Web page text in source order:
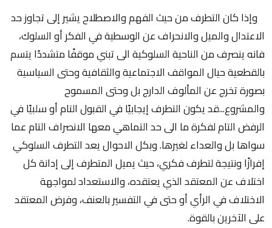
وإذا كان التطرف من حيث الفهم والاصطلاح يشير إلى تجاوز حد
الاعتدال والميل والانحراف عن الوسطية في الفكر أو السلوك،
فانه ينصرف من الناحية السلوكية الى تبني موقفًا متشددًا يتسم
بالقطعية حيال المواقف الاجتماعية والثقافية وحتى السياسية
بصورة تخرج عن المألوف الدارج بل وحتى المسموح
والمشروع...قد يكون التطرف إيجابيًا في القبول التام أو سلبيًا في
الرفض التام لفكرة ما الى حد التماهي معها الانصراف التام عما
سواها بل والعداء لغيرها. وبكل الاحوال يعد التطرف السلوكي
إفرازًا ونتيجة لتطرف فكري، حيث يميل المتطرف إلى إدانة كل
اختلاف عن المعتقد الذي يعتقده، والاستعداد لمواجهة
الاختلاف في الرأي أو حتى في التفسير بالعنف، وفرض المعتقد
على الآخرين بالقوة.